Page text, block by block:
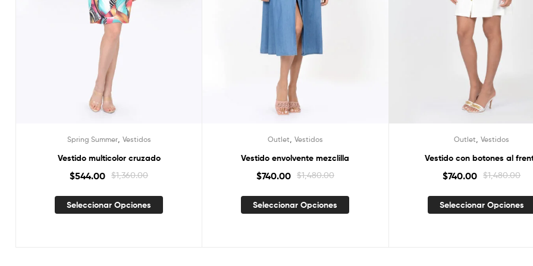
Spring Summer, Vestidos
Vestido multicolor cruzado
$1,360.00
$544.00
Seleccionar Opciones
Outlet Vestidos
Vestido envolvente mezclilla
$1,480.00
$740.00
Seleccionar Opciones
Outlet ,Vestidos
Vestido con botones al
$1,480.00
$740.00
Seleccionar Opciones